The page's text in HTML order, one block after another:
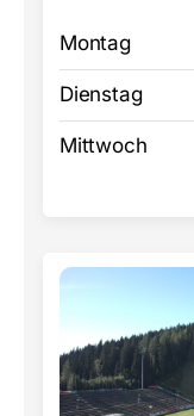
Montag
Dienstag
Mittwoch